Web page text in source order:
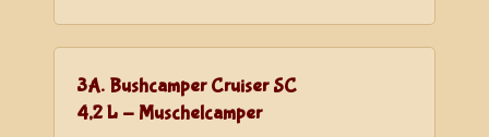
3A. Bushcamper Cruiser SC
4,2 L - Muschelcamper